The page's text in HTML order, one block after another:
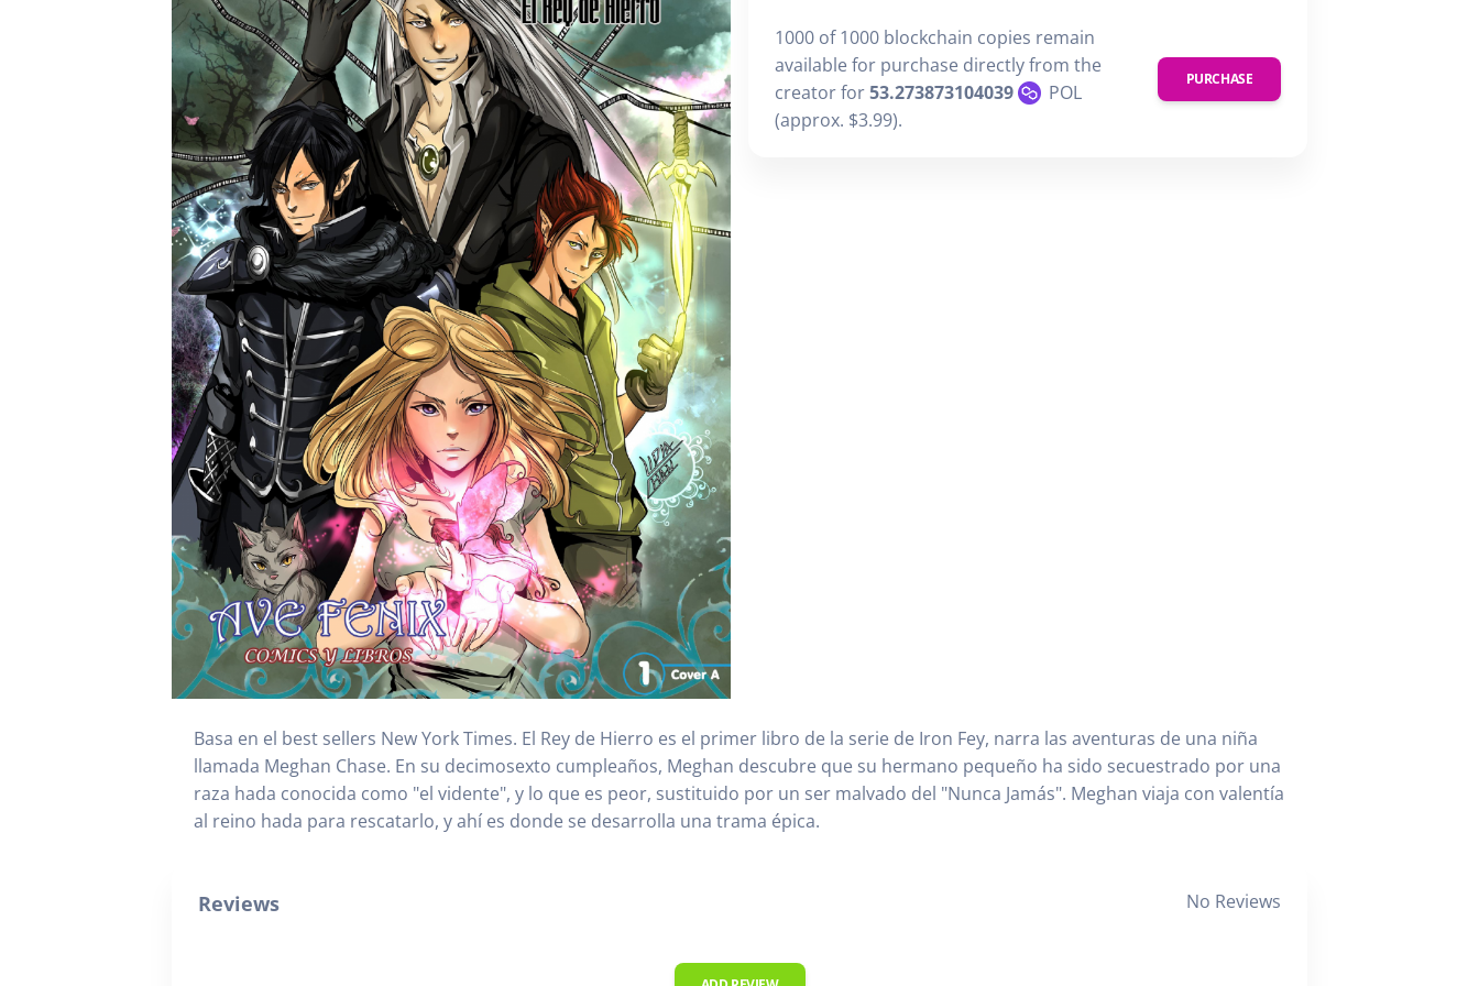
1000 of 1000 blockchain copies remain
available for purchase directly from the
creator for53.273873104039
POL
(approx. $3.99).
PURCHASE
Basa en el best sellers New York Times. El Rey de Hierro es el primer libro de la serie de Iron Fey, narra las aventuras de una niña
llamada Meghan Chase. En su decimosexto cumpleaños, Meghan descubre que su hermano pequeño ha sido secuestrado por una
raza hada conocida como "el vidente", y lo que es peor, sustituido por un ser malvado del "Nunca Jamás". Meghan viaja con valentía
al reino hada para rescatarlo, y ahí es donde se desarrolla una trama épica.
Reviews No Reviews